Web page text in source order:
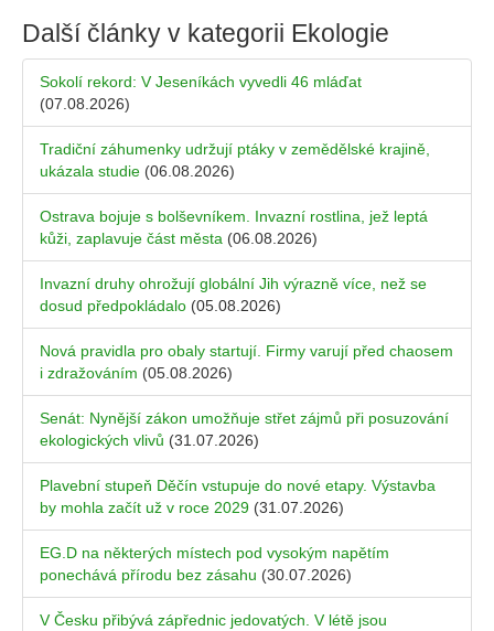
Další články v kategorii Ekologie
Sokolí rekord: V Jeseníkách vyvedli 46 mláďat
(07.08.2026)
Tradiční záhumenky udržují ptáky v zemědělské krajině,
ukázala studie (06.08.2026)
Ostrava bojuje s bolševníkem. Invazní rostlina, jež leptá
kůži, zaplavuje část města (06.08.2026)
Invazní druhy ohrožují globální Jih výrazně více, než se
dosud předpokládalo (05.08.2026)
Nová pravidla pro obaly startují. Firmy varují před chaosem
i zdražováním (05.08.2026)
Senát: Nynější zákon umožňuje střet zájmů při posuzování
ekologických vlivů (31.07.2026)
Plavební stupeň Děčín vstupuje do nové etapy. Výstavba
by mohla začít už v roce 2029 (31.07.2026)
EG.D na některých místech pod vysokým napětím
ponechává přírodu bez zásahu (30.07.2026)
V Česku přibývá zápřednic jedovatých. V létě jsou